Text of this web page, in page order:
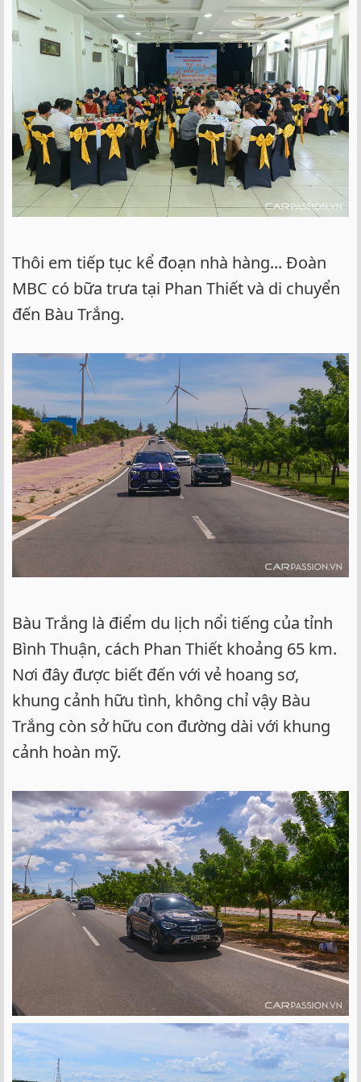
Thôi em tiếp tục kể đoạn nhà hàng... Đoàn
MBC có bữa trưa tại Phan Thiết và di chuyển
đến Bàu Trắng.
Bàu Trắng là điểm du lịch nổi tiếng của tỉnh
Bình Thuận, cách Phan Thiết khoảng 65 km.
Nơi đây được biết đến với vẻ hoang sơ,
khung cảnh hữu tình, không chỉ vậy Bàu
Trắng còn sở hữu con đường dài với khung
cảnh hoàn mỹ.